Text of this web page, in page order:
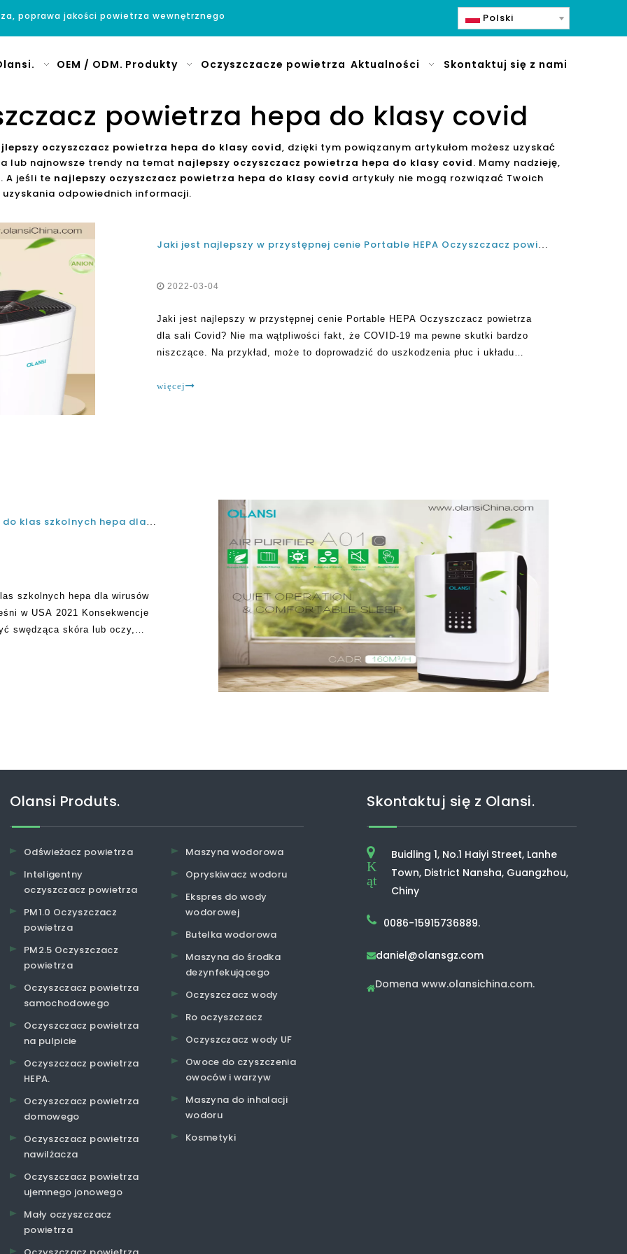
poprawa jakości powietrza wewnętrznego Polski
OEM / ODM. Produkty Oczyszczacze powietrza Aktualności Skontaktuj się z nami
powietrza hepa do klasy covid
oczyszczacz powietrza hepa do klasy covid, dzięki tym powiązanym artykułom możesz uzyskać
lub najnowsze trendy na temat najlepszy oczyszczacz powietrza hepa do klasy covid. Mamy nadzieję,
A jeśli te najlepszy oczyszczacz powietrza hepa do klasy covid artykuły nie mogą rozwiązać Twoich
odpowiednich informacji.
Jaki jest najlepszy w przystępnej cenie Portable HEPA Oczyszczacz powietrza dla sali Covid?
2022-03-04
Jaki jest najlepszy w przystępnej cenie Portable HEPA Oczyszczacz powietrza
dla sali Covid? Nie ma wątpliwości fakt, że COVID-19 ma pewne skutki bardzo
niszczące. Na przykład, może to doprowadzić do uszkodzenia płuc i układu
na świat w 2019 roku
więcej
Najlepszy przenośny oczyszczacz powietrza do klas szkolnych hepa dla wirusów COVID i raportów konsumenckich dotyczących pleśni w USA 2021 r.
szkolnych hepa dla wirusów
w USA 2021 Konsekwencje
swędząca skóra lub oczy,
Olansi Produts.
Odświeżacz powietrza
Inteligentny
oczyszczacz powietrza
PM1.0 Oczyszczacz
powietrza
PM2.5 Oczyszczacz
powietrza
Oczyszczacz powietrza
samochodowego
Oczyszczacz powietrza
na pulpicie
Oczyszczacz powietrza
HEPA.
Oczyszczacz powietrza
domowego
Oczyszczacz powietrza
nawilżacza
Oczyszczacz powietrza
ujemnego jonowego
Mały oczyszczacz
powietrza
Maszyna wodorowa
Opryskiwacz wodoru
Ekspres do wody
wodorowej
Butelka wodorowa
Maszyna do środka
dezynfekującego
Oczyszczacz wody
Ro oczyszczacz
Oczyszczacz wody UF
Owoce do czyszczenia
owoców i warzyw
Maszyna do inhalacji
wodoru
Kosmetyki
Skontaktuj się z Olansi.
K
ąt
Buidling 1, No.1 Haiyi Street, Lanhe
Town, District Nansha, Guangzhou,
Chiny
0086-15915736889.
daniel@olansgz.com
Domena www.olansichina.com.